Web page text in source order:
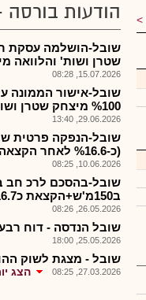
הודעות
שובל-הושלמה עסקת
שטרן ושות' והלוואה
15.07.2026, 08:28
שובל-אישור הממונה
%100 מיצחק שטרן ושות'
29.06.2026, 13:40
(כ-%16.6 לאחר הקצאה)...
10.06.2026, 08:25
שובל-בהסכם לרכ חב
ב150מ'ש+הקצאת כ%16.7 מהון החב'
26.05.2026, 08:26
שובל הנדסה - דוח רבעון 1 לשנת
25.05.2026, 18:00
שובל - מצגת לשוק ההון ליום
27.03.2026, 08:25 הצג